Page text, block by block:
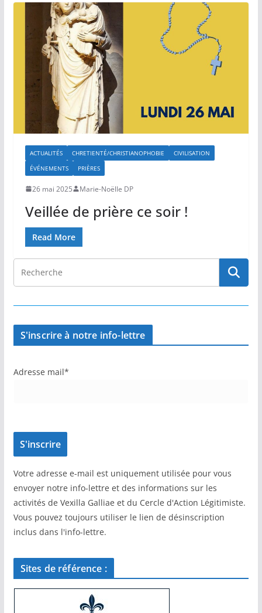
ACTUALITÉS CHRETIENTÉ/CHRISTIANOPHOBIE
CIVILISATION
ÉVÉNEMENTS
PRIÈRES
26 mai 2025 Marie-Noëlle DP
Veillée de prière ce soir !
Read More
S'inscrire à notre info-lettre
Adresse mail*
Votre adresse e-mail est uniquement utilisée pour vous
envoyer notre info-lettre et des informations sur les
activités de Vexilla Galliae et du Cercle d'Action Légitimiste.
Vous pouvez toujours utiliser le lien de désinscription
inclus dans l'info-lettre.
Sites de référence :